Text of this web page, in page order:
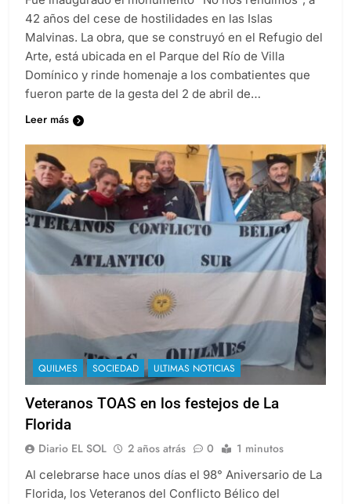
42 años del cese de hostilidades en las Islas
Malvinas. La obra, que se construyó en el Refugio del
Arte, está ubicada en el Parque del Río de Villa
Domínico y rinde homenaje a los combatientes que
fueron parte de la gesta del 2 de abril de…
Leer más
QUILMES SOCIEDAD ULTIMAS NOTICIAS
Veteranos TOAS en los festejos de La
Florida
Diario EL SOL 2 años atrás 0 1 minutos
Al celebrarse hace unos días el 98° Aniversario de La
Florida, los Veteranos del Conflicto Bélico del